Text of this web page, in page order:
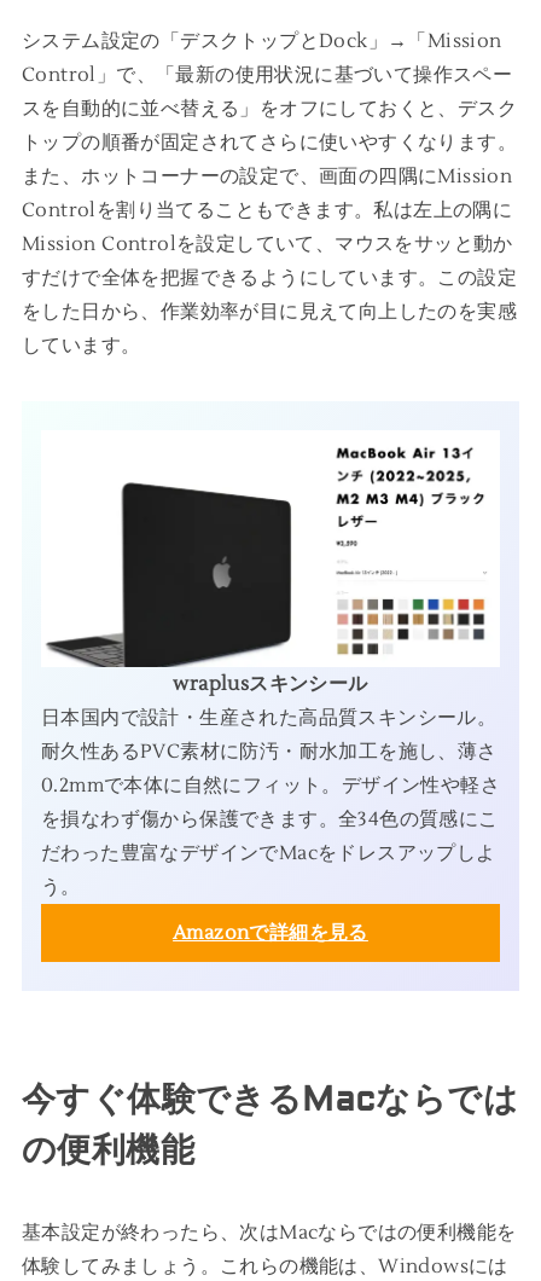
システム設定の「デスクトップとDock」→「Mission
Control」で、「最新の使用状況に基づいて操作スペー
スを自動的に並べ替える」をオフにしておくと、デスク
トップの順番が固定されてさらに使いやすくなります。
また、ホットコーナーの設定で、画面の四隅にMission
Controlを割り当てることもできます。私は左上の隅に
Mission Controlを設定していて、マウスをサッと動か
すだけで全体を把握できるようにしています。この設定
をした日から、作業効率が目に見えて向上したのを実感
しています。
wraplusスキンシール
日本国内で設計・生産された高品質スキンシール。
耐久性あるPVC素材に防汚・耐水加工を施し、薄さ
0.2mmで本体に自然にフィット。デザイン性や軽さ
を損なわず傷から保護できます。全34色の質感にこ
だわった豊富なデザインでMacをドレスアップしよ
う。
Amazonで詳細を見る
今すぐ体験できるMacならでは
の便利機能
基本設定が終わったら、次はMacならではの便利機能を
体験してみましょう。これらの機能は、Windowsには